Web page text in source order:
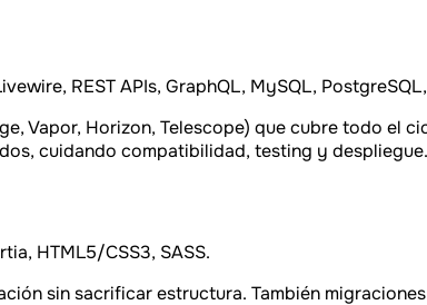
REST APIs, GraphQL, MySQL,
Vapor, Horizon, Telescope) que cubre todo el
cuidando compatibilidad, testing y despliegue.
HTML5/CSS3, SASS.
sin sacrificar estructura. También